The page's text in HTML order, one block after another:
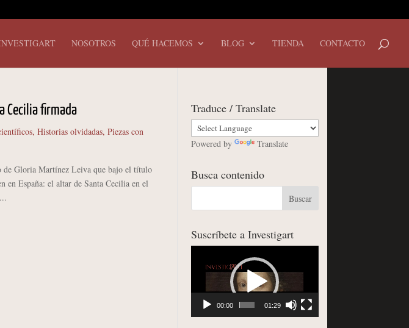
NOSOTROS QUÉ HACEMOS BLOG TIENDA CONTACTO
Cecilia firmada
, Historias olvidadas, Piezas con
de Gloria Martínez Leiva que bajo el título
en España: el altar de Santa Cecilia en el
Traduce / Translate
Powered by Translate
Busca contenido
Suscríbete a Investigart
00:00 01:29